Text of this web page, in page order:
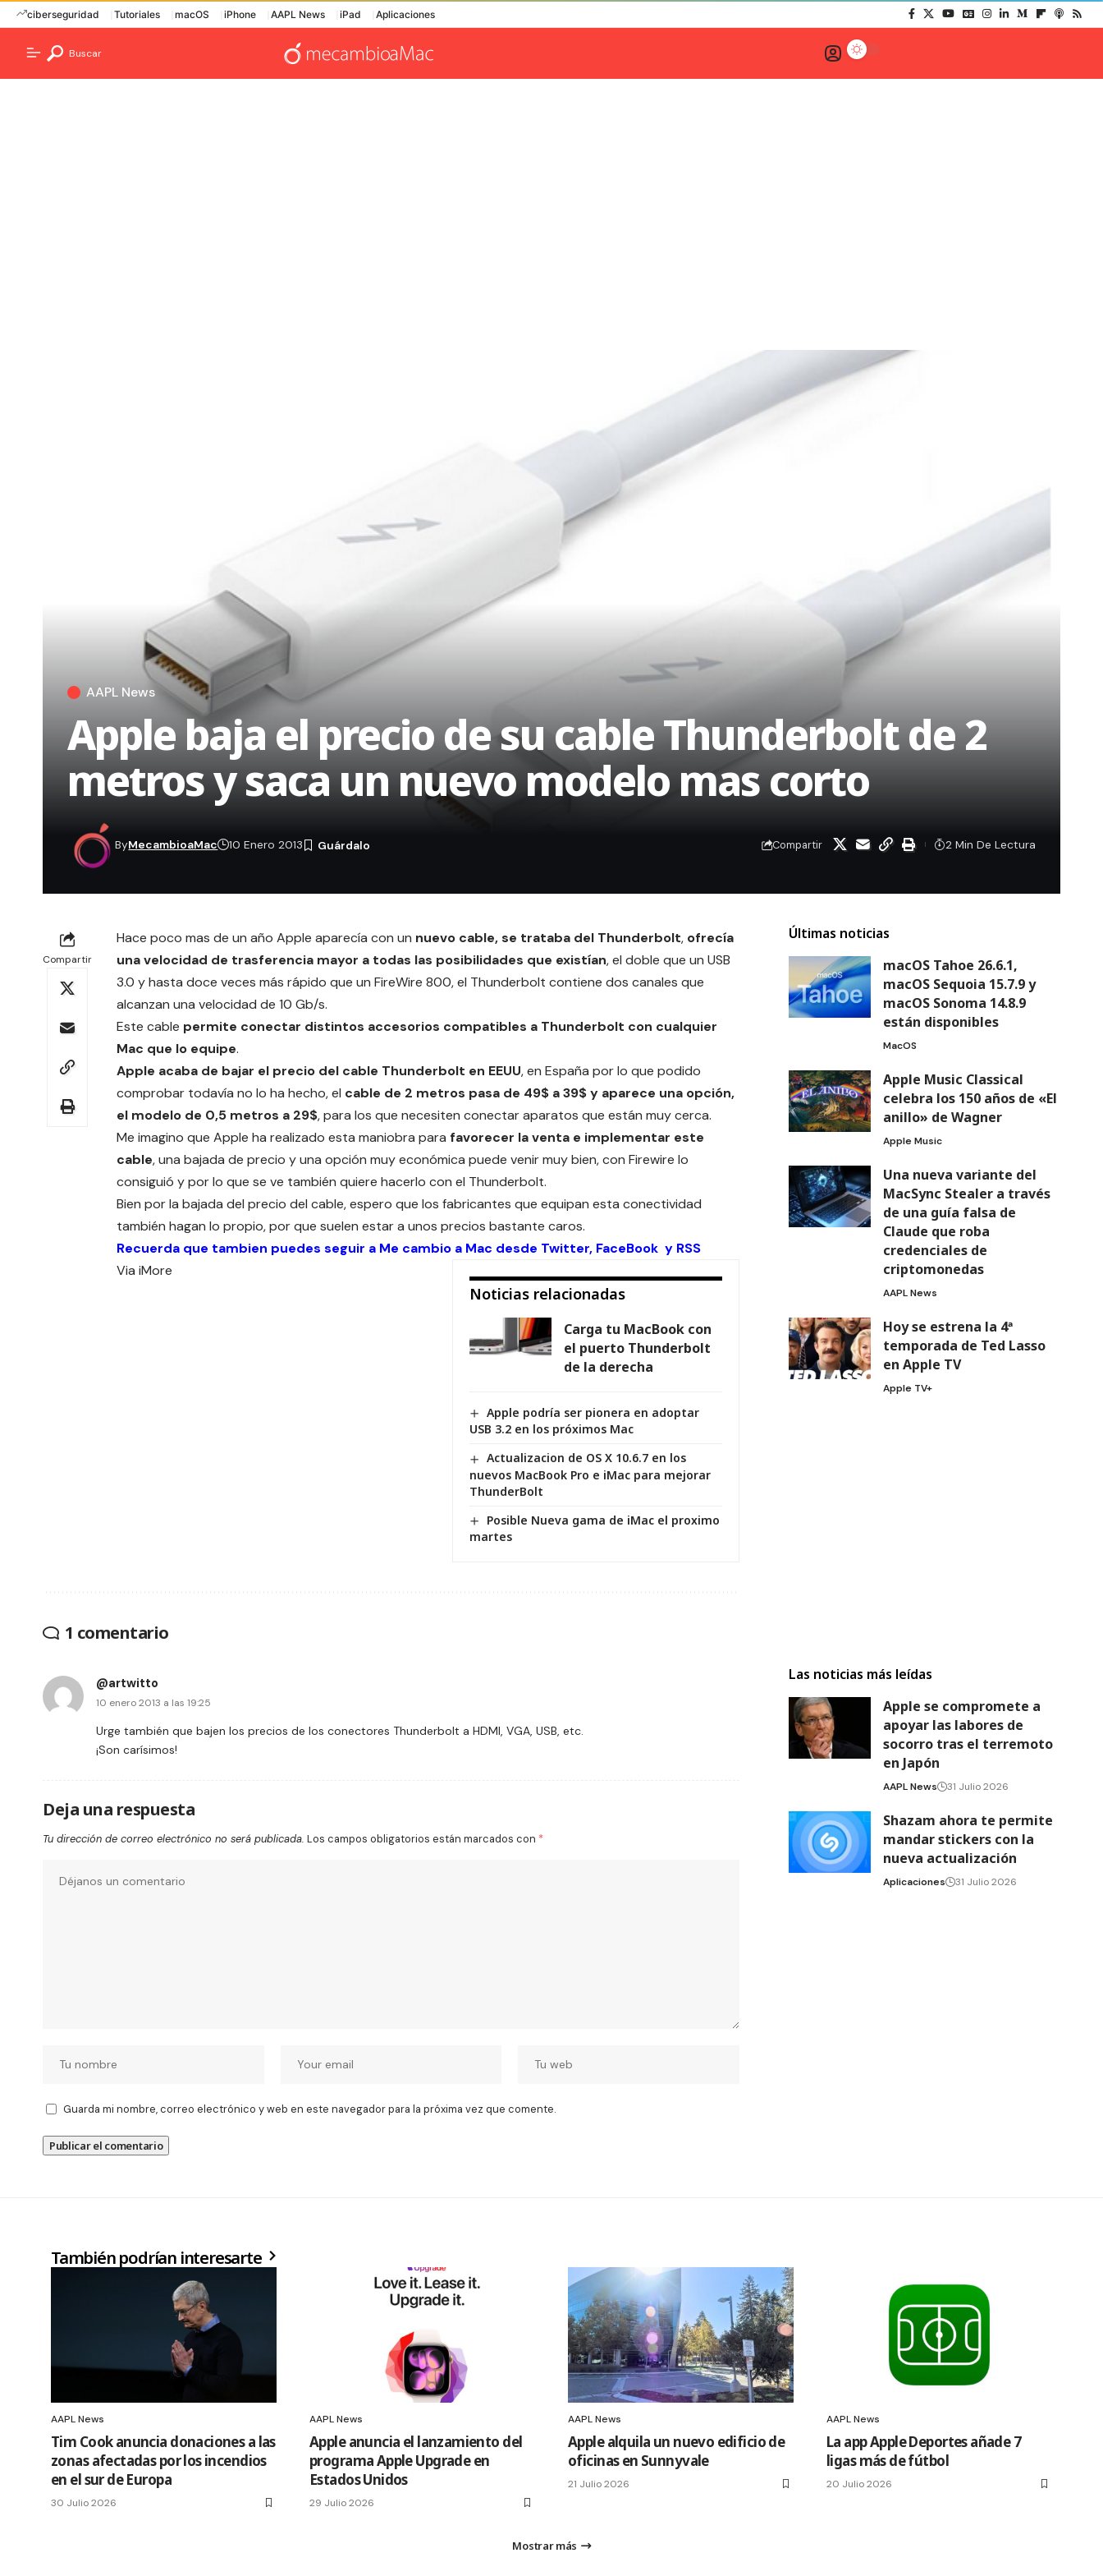
ciberseguridad Tutoriales macOS iPhone AAPL News iPad Aplicaciones
Buscar
AAPL News
Apple baja el precio de su cable Thunderbolt de 2
metros y saca un nuevo modelo mas corto
ByMecambioaMac 10 Enero 2013 Compartir 2 Min De Lectura
Compartir
Hace poco mas de un año Apple aparecía con un nuevo cable, se trataba del Thunderbolt, ofrecía
una velocidad de trasferencia mayor a todas las posibilidades que existían, el doble que un USB
3.0 y hasta doce veces más rápido que un FireWire 800, el Thunderbolt contiene dos canales que
alcanzan una velocidad de 10 Gb/s.
Este cable permite conectar distintos accesorios compatibles a Thunderbolt con cualquier
Mac que lo equipe.
Apple acaba de bajar el precio del cable Thunderbolt en EEUU, en España por lo que podido
comprobar todavía no lo ha hecho, el cable de 2 metros pasa de 49$ a 39$ y aparece una opción,
el modelo de 0,5 metros a 29$, para los que necesiten conectar aparatos que están muy cerca.
Me imagino que Apple ha realizado esta maniobra para favorecer la venta e implementar este
cable, una bajada de precio y una opción muy económica puede venir muy bien, con Firewire lo
consiguió y por lo que se ve también quiere hacerlo con el Thunderbolt.
Bien por la bajada del precio del cable, espero que los fabricantes que equipan esta conectividad
también hagan lo propio, por que suelen estar a unos precios bastante caros.
Recuerda que tambien puedes seguir a Me cambio a Mac desde Twitter, FaceBook y RSS
Noticias relacionadas
Carga tu MacBook con
el puerto Thunderbolt
de la derecha
Apple podría ser pionera en adoptar
USB 3.2 en los próximos Mac
Actualizacion de OS X 10.6.7 en los
nuevos MacBook Pro e iMac para mejorar
ThunderBolt
Posible Nueva gama de iMac el proximo
martes
Via iMore
1 comentario
@artwitto
10 enero 2013 a las 19:25
Urge también que bajen los precios de los conectores Thunderbolt a HDMI, VGA, USB, etc.
¡Son carísimos!
Deja una respuesta
Tu dirección de correo electrónico no será publicada. Los campos obligatorios están marcados con *
Guarda mi nombre, correo electrónico y web en este navegador para la próxima vez que comente.
Últimas noticias
macOS Tahoe 26.6.1,
macOS Sequoia 15.7.9 y
macOS Sonoma 14.8.9
están disponibles
MacOS
Apple Music Classical
celebra los 150 años de «El
anillo» de Wagner
Apple Music
Una nueva variante del
MacSync Stealer a través
de una guía falsa de
Claude que roba
credenciales de
criptomonedas
AAPL News
Hoy se estrena la 4ª
temporada de Ted Lasso
en Apple TV
Apple TV+
Las noticias más leídas
Apple se compromete a
apoyar las labores de
socorro tras el terremoto
en Japón
AAPL News 31 Julio 2026
Shazam ahora te permite
mandar stickers con la
nueva actualización
Aplicaciones 31 Julio 2026
También podrían interesarte
AAPL News
Tim Cook anuncia donaciones a las
zonas afectadas por los incendios
en el sur de Europa
30 Julio 2026
AAPL News
Apple anuncia el lanzamiento del
programa Apple Upgrade en
Estados Unidos
29 Julio 2026
AAPL News
Apple alquila un nuevo edificio de
oficinas en Sunnyvale
21 Julio 2026
AAPL News
La app Apple Deportes añade 7
ligas más de fútbol
20 Julio 2026
Mostrar más